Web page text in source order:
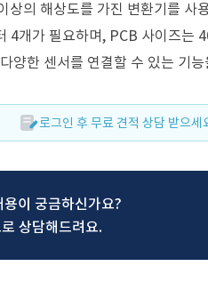
상의 해상도를 가진 변환기를 사
4개가 필요하며, PCB 사이즈는
양한 센서를 연결할 수 있는 기
로그인 후 무료 견적 상담 받으세
이 궁금하신가요?
상담해드려요.